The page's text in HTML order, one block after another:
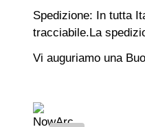
Spedizione: In tutta
tracciabile.La
Vi auguriamo una